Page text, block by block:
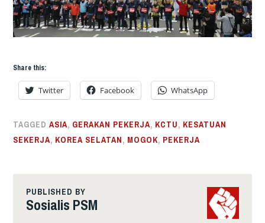
Share this:
Twitter Facebook WhatsApp
TAGGEDASIA, GERAKAN PEKERJA, KCTU, KESATUAN
SEKERJA, KOREA SELATAN, MOGOK, PEKERJA
PUBLISHED BY
Sosialis PSM